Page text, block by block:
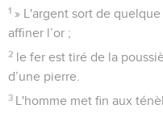
1 » L'argent sort de
affiner l’or ;
2 le fer est tiré de la
d’une pierre.
3 L'homme met fin aux